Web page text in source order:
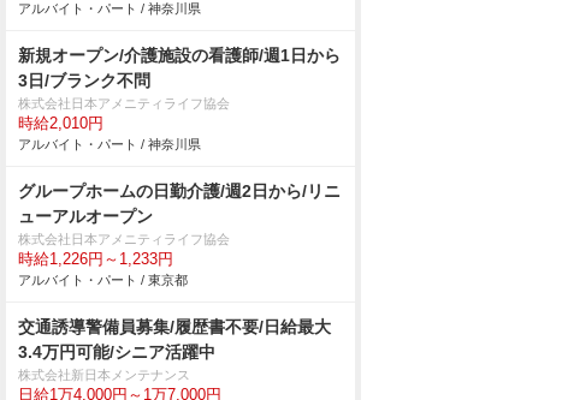
アルバイト・パート / 神奈川県
新規オープン/介護施設の看護師/週1日から
3日/ブランク不問
株式会社日本アメニティライフ協会
時給2,010円
アルバイト・パート / 神奈川県
グループホームの日勤介護/週2日から/リニ
ューアルオープン
株式会社日本アメニティライフ協会
時給1,226円～1,233円
アルバイト・パート / 東京都
交通誘導警備員募集/履歴書不要/日給最大
3.4万円可能/シニア活躍中
株式会社新日本メンテナンス
日給1万4,000円～1万7,000円